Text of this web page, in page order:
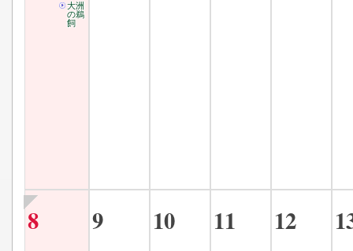
大洲
の鵜
飼
8 9 10 11 12